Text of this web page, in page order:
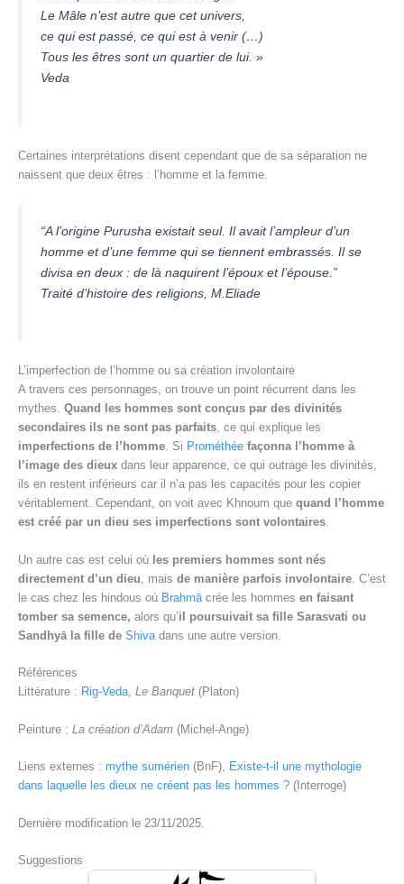
Le Mâle n’est autre que cet univers,
ce qui est passé, ce qui est à venir (…)
Tous les êtres sont un quartier de lui. »
Veda
Certaines interprétations disent cependant que de sa séparation ne
naissent que deux êtres : l’homme et la femme.
“A l’origine Purusha existait seul. Il avait l’ampleur d’un
homme et d’une femme qui se tiennent embrassés. Il se
divisa en deux : de là naquirent l’époux et l’épouse.”
Traité d’histoire des religions, M.Eliade
L’imperfection de l’homme ou sa création involontaire
A travers ces personnages, on trouve un point récurrent dans les
mythes. Quand les hommes sont conçus par des divinités
secondaires ils ne sont pas parfaits, ce qui explique les
imperfections de l’homme. Si Prométhée façonna l’homme à
l’image des dieux dans leur apparence, ce qui outrage les divinités,
ils en restent inférieurs car il n’a pas les capacités pour les copier
véritablement. Cependant, on voit avec Khnoum que quand l’homme
est créé par un dieu ses imperfections sont volontaires.
Un autre cas est celui où les premiers hommes sont nés
directement d’un dieu , mais de manière parfois involontaire . C’est
le cas chez les hindous où Brahmā crée les hommes en faisant
tomber sa semence, alors qu’il poursuivait sa fille Sarasvati ou
Sandhyā la fille de Shiva dans une autre version.
Références
Littérature : Rig-Veda, Le Banquet (Platon)
Peinture : La création d’Adam (Michel-Ange)
Liens externes : mythe sumérien (BnF), Existe-t-il une mythologie
dans laquelle les dieux ne créent pas les hommes ? (Interroge)
Dernière modification le 23/11/2025.
Suggestions